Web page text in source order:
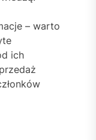
– warto
ich